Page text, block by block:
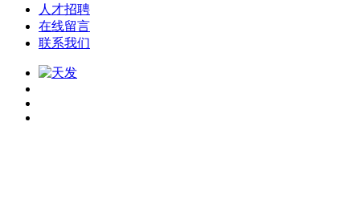
人才招聘
在线留言
联系我们